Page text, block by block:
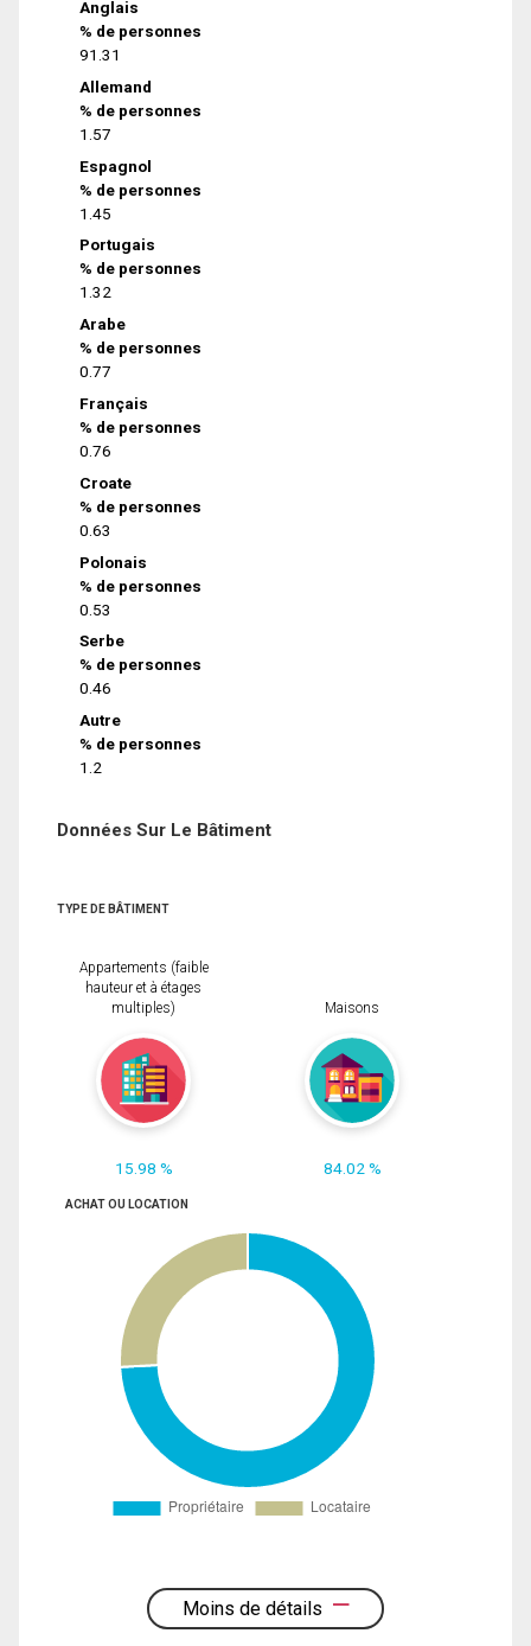
Anglais
% de personnes
91.31
Allemand
% de personnes
1.57
Espagnol
% de personnes
1.45
Portugais
% de personnes
1.32
Arabe
% de personnes
0.77
Français
% de personnes
0.76
Croate
% de personnes
0.63
Polonais
% de personnes
0.53
Serbe
% de personnes
0.46
Autre
% de personnes
1.2
Données Sur Le Bâtiment
TYPE DE BÂTIMENT
Appartements (faible
hauteur et à étages
multiples)
15.98 %
Maisons
84.02 %
ACHAT OU LOCATION
Moins de détails